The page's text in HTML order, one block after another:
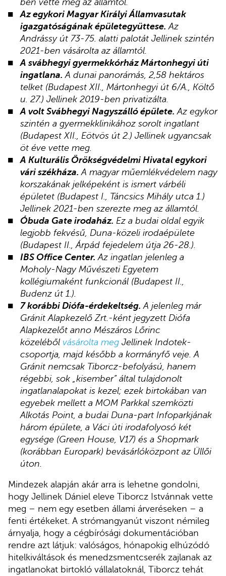
Az egykori Magyar Királyi Államvasutak
igazgatóságának épületegyüttese.Az
Andrássy út 73-75. alatti palotát Jellinek szintén
2021-ben vásárolta az államtól.
A svábhegyi gyermekkórház Mártonhegyi úti
ingatlana.A dunai panorámás, 2,58 hektáros
telket (Budapest XII., Mártonhegyi út 6/A., Költő
u. 27.) Jellinek 2019-ben privatizálta.
A volt Svábhegyi Nagyszálló épülete.Az egykor
szintén a gyermekklinikához sorolt ingatlant
(Budapest XII., Eötvös út 2.) Jellinek ugyancsak
öt éve vette meg.
A Kulturális Örökségvédelmi Hivatal egykori
vári székháza.A magyar műemlékvédelem nagy
korszakának jelképeként is ismert várbéli
épületet (Budapest I., Táncsics Mihály utca 1.)
Jellinek 2021-ben szerezte meg az államtól.
Óbuda Gate irodaház. Ez a budai oldal egyik
legjobb fekvésű, Duna-közeli irodaépülete
(Budapest II., Árpád fejedelem útja 26-28.).
IBS Office Center.Az ingatlan jelenleg a
Moholy-Nagy Művészeti Egyetem
kollégiumaként funkcionál (Budapest II.,
Budenz út 1.).
7 korábbi Diófa-érdekeltség.A jelenleg már
Gránit Alapkezelő Zrt.-ként jegyzett Diófa
Alapkezelőt anno Mészáros Lőrinc
közeléből vásárolta meg Jellinek Indotek-
csoportja, majd később a kormányfő veje. A
Gránit nemcsak Tiborcz-befolyású, hanem
régebbi, sok „kisember” által tulajdonolt
ingatlanalapokat is kezel; ezek birtokában van
egyebek mellett a MOM Parkkal szemközti
Alkotás Point, a budai Duna-part Infoparkjának
három épülete, a Váci úti irodafolyosó két
egysége (Green House, V17) és a Shopmark
(korábban Europark) bevásárlóközpont az Üllői
úton.
Mindezek alapján akár arra is lehetne gondolni,
hogy Jellinek Dániel eleve Tiborcz Istvánnak vette
meg – nem egy esetben állami árveréseken – a
fenti értékeket. A strómangyanút viszont némileg
árnyalja, hogy a cégbírósági dokumentációban
rendre azt látjuk: valóságos, hónapokig elhúzódó
hitelkiváltások és menedzsmentcserék zajlanak az
ingatlanokat birtokló vállalatoknál, Tiborcz tehát